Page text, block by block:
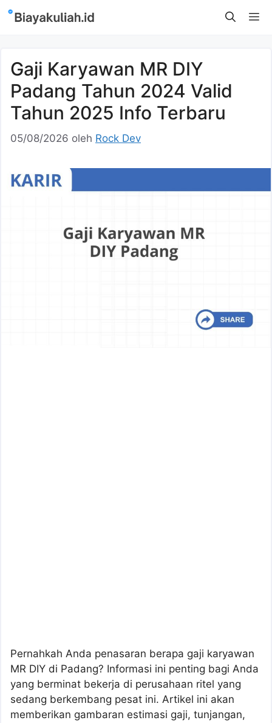
Langsung
Gaji Karyawan MR DIY
Padang Tahun 2024 Valid
Tahun 2025 Info Terbaru
05/08/2026 oleh Rock Dev
Pernahkah Anda penasaran berapa gaji karyawan
MR DIY di Padang? Informasi ini penting bagi Anda
yang berminat bekerja di perusahaan ritel yang
sedang berkembang pesat ini. Artikel ini akan
memberikan gambaran estimasi gaji, tunjangan,